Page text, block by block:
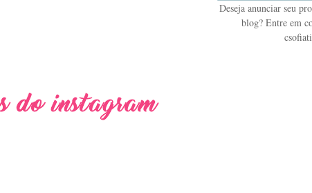
Deseja anunciar seu
blog? Entre em